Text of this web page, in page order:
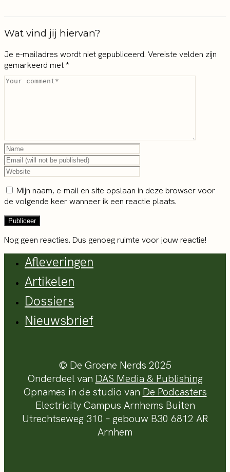
Wat vind jij hiervan?
Je e-mailadres wordt niet gepubliceerd. Vereiste velden zijn
gemarkeerd met*
Mijn naam, e-mail en site opslaan in deze browser voor
de volgende keer wanneer ik een reactie plaats.
Nog geen reacties. Dus genoeg ruimte voor jouw reactie!
Afleveringen
Artikelen
Dossiers
Nieuwsbrief
© De Groene Nerds 2025
Onderdeel van DAS Media & Publishing
Opnames in de studio van De Podcasters
Electricity Campus Arnhems Buiten
Utrechtseweg 310 – gebouw B30 6812 AR
Arnhem